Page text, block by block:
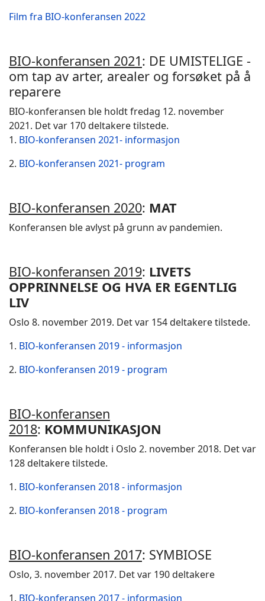
Film fra BIO-konferansen 2022
BIO-konferansen 2021: DE UMISTELIGE -
om tap av arter, arealer og forsøket på å
reparere
BIO-konferansen ble holdt fredag 12. november
2021. Det var 170 deltakere tilstede.
1. BIO-konferansen 2021- informasjon
2. BIO-konferansen 2021- program
BIO-konferansen 2020: MAT
Konferansen ble avlyst på grunn av pandemien.
BIO-konferansen 2019: LIVETS
OPPRINNELSE OG HVA ER EGENTLIG
LIV
Oslo 8. november 2019. Det var 154 deltakere tilstede.
1. BIO-konferansen 2019 - informasjon
2. BIO-konferansen 2019 - program
BIO-konferansen
2018: KOMMUNIKASJON
Konferansen ble holdt i Oslo 2. november 2018. Det var
128 deltakere tilstede.
1. BIO-konferansen 2018 - informasjon
2. BIO-konferansen 2018 - program
BIO-konferansen 2017: SYMBIOSE
Oslo, 3. november 2017. Det var 190 deltakere
1. BIO-konferansen 2017 - informasjon